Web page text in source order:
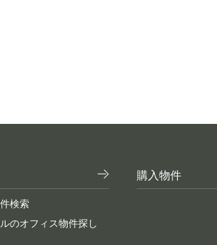
検索
のオフィス物件探し
購入物件